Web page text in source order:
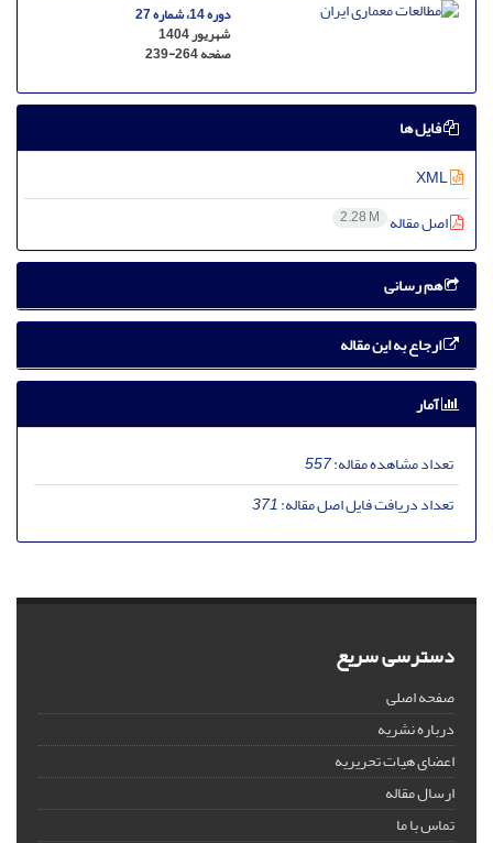
دوره 14، شماره 27
شهریور 1404
صفحه239-264
فایل ها
اصل مقاله 2.28 M
هم رسانی
ارجاع به این مقاله
آمار
تعداد مشاهده مقاله:557
تعداد دریافت فایل اصل مقاله:371
دسترسی سریع
صفحه اصلی
درباره نشریه
اعضای هیات تحریریه
ارسال مقاله
تماس با ما